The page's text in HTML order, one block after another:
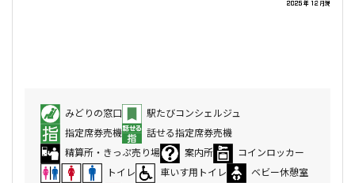
みどりの窓口
駅たびコンシェルジュ
指定席券売機
話せる指定席券売機
精算所・きっぷ売り場
案内所
コインロッカー
トイレ
車いす用トイレ
ベビー休憩室